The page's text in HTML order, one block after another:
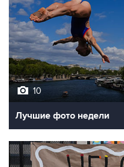
10
Лучшие фото недели